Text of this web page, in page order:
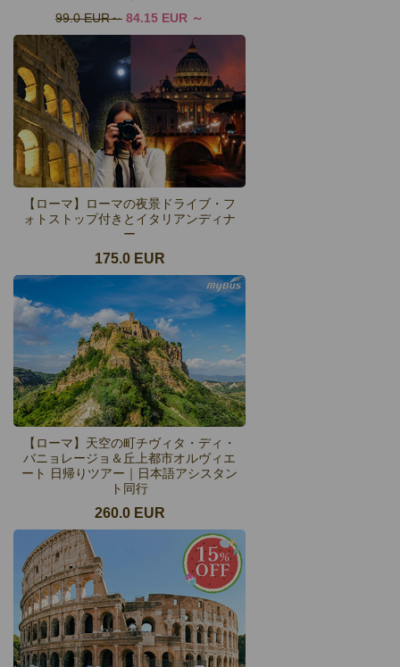
99.0 EUR
84.15 EUR
【ローマ】ローマの夜景ドライブ・フ
ォトストップ付きとイタリアンディナ
ー
175.0 EUR
【ローマ】天空の町チヴィタ・ディ・
バニョレージョ＆丘上都市オルヴィエ
ート 日帰りツアー｜日本語アシスタン
ト同行
260.0 EUR